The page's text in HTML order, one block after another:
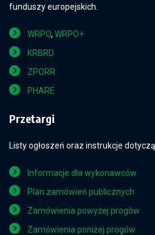
funduszy europejskich.
WRPO, WRPO+
KRBRD
ZPORR
PHARE
Przetargi
Listy ogłoszeń oraz instrukcje
Informacje dla wykonawców
Plan zamówień publicznych
Zamówienia powyżej progów
Zamówienia poniżej progów